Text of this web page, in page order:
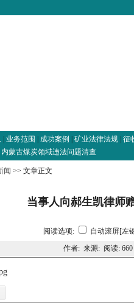
业务范围 成功案例 矿业法律法规 征
内蒙古煤炭领域违法问题清查
闻 >> 文章正文
当事人向郝生凯律师
阅读选项:
自动滚屏[左
作者: 来源: 阅读: 660